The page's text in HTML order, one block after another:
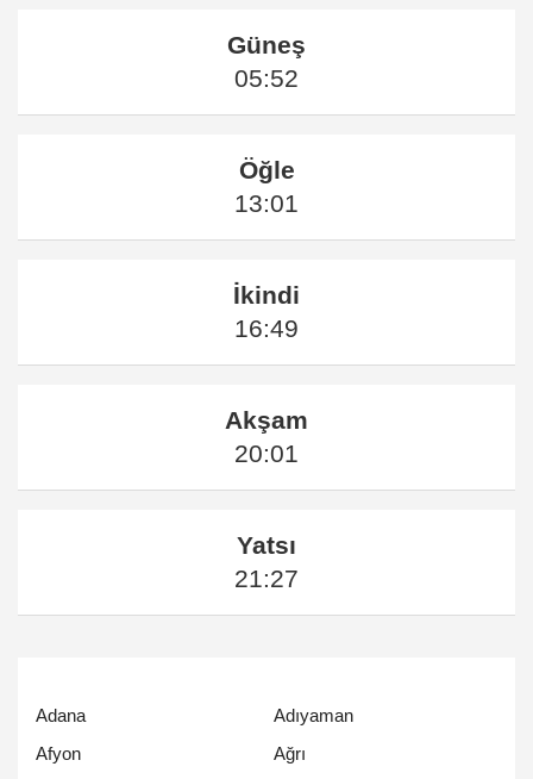
Güneş
05:52
Öğle
13:01
İkindi
16:49
Akşam
20:01
Yatsı
21:27
Adana
Adıyaman
Afyon
Ağrı